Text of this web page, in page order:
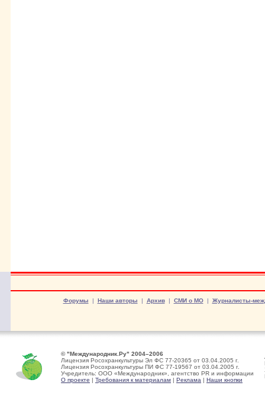
Форумы | Наши авторы | Архив| СМИ о МО| Журналисты-
© "Международник.Ру" 2004–2006
Лицензия Росохранкультуры Эл ФС 77-20365 от 03.04.2005 г.
Лицензия Росохранкультуры ПИ ФС 77-19567 от 03.04.2005 г.
Учредитель: ООО «Международник», агентство PR и информации
О проекте | Требования к материалам | Реклама | Наши кнопки